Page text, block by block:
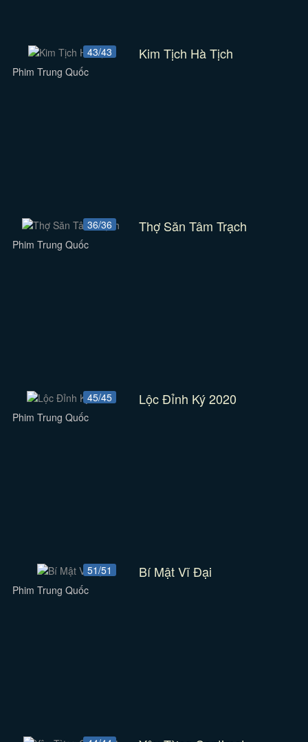
43/43 Kim Tịch Hà Tịch
Phim Trung Quốc
36/36 Thợ Săn Tâm Trạch
Phim Trung Quốc
45/45 Lộc Đỉnh Ký 2020
Phim Trung Quốc
51/51 Bí Mật Vĩ Đại
Phim Trung Quốc